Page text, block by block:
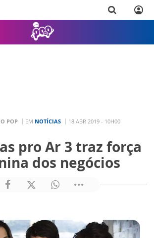
POP EM NOTÍCIAS 18 ABR 2019 - 10H00
pro Ar 3 traz força
dos negócios